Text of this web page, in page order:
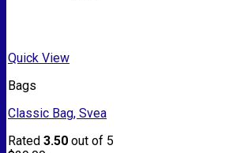
Quick View
Bags
Classic Bag, Svea
Rated 3.50 out of 5